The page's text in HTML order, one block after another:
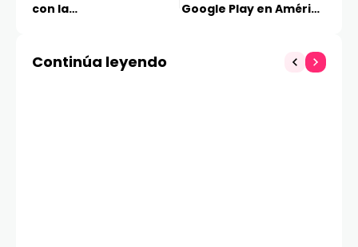
con la
historia
Google Play en América
consecutivo!
Continúa leyendo